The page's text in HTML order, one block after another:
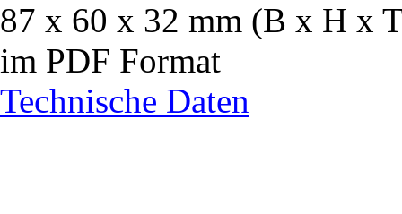
87 x 60 x 32 mm (B x H x
im PDF Format
Technische Daten